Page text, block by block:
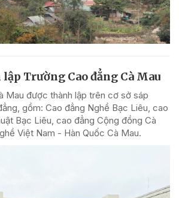
Trường Cao đẳng Cà Mau
Mau được thành lập trên cơ sở sáp
gồm: Cao đẳng Nghề Bạc Liêu, cao
Bạc Liêu, cao đẳng Cộng đồng Cà
Việt Nam - Hàn Quốc Cà Mau.